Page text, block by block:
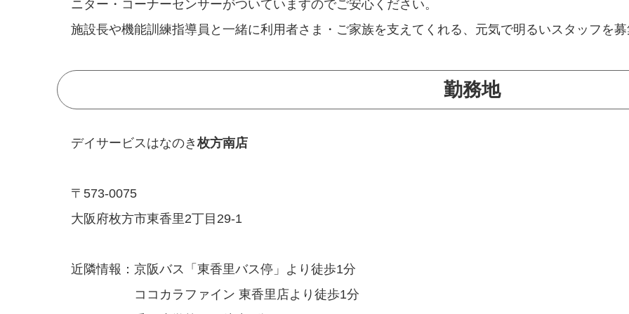
ニター・コーナーセンサーがついていますのでご安心ください。
施設長や機能訓練指導員と一緒に利用者さま・ご家族を支えてくれる、元気で明るいスタッフを募
勤務地
デイサービスはなのき枚方南店
〒573-0075
大阪府枚方市東香里2丁目29-1
近隣情報：京阪バス「東香里バス停」より徒歩1分
ココカラファイン 東香里店より徒歩1分